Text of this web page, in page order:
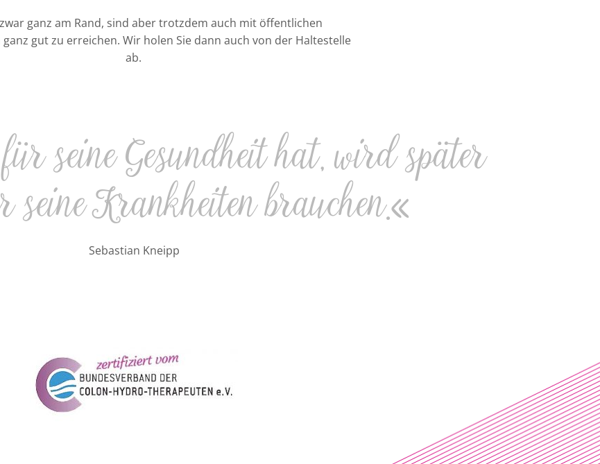
ganz am Rand, sind aber trotzdem auch mit öffentlichen
gut zu erreichen. Wir holen Sie dann auch von der Haltestelle
ab.
seine Gesundheit hat, wird später
Krankheiten brauchen.«
Sebastian Kneipp